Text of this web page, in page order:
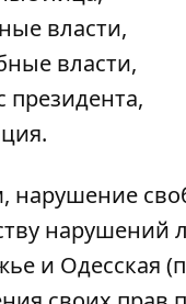
власти,
власти,
президента,
нарушение
нарушений
и Одесская